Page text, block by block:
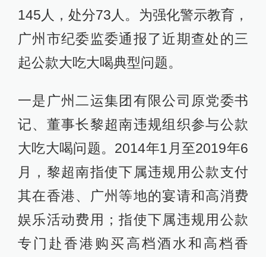
145人，处分73人。为强化警示教育，
广州市纪委监委通报了近期查处的三
起公款大吃大喝典型问题。
一是广州二运集团有限公司原党委书
记、董事长黎超南违规组织参与公款
大吃大喝问题。2014年1月至2019年6
月，黎超南指使下属违规用公款支付
其在香港、广州等地的宴请和高消费
娱乐活动费用；指使下属违规用公款
专门赴香港购买高档酒水和高档香